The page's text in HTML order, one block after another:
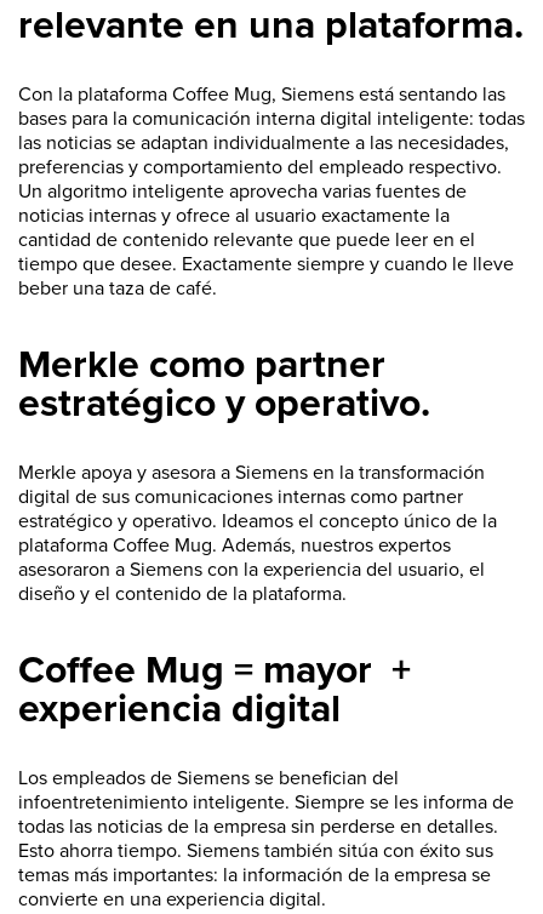
relevante en una plataforma.
Con la plataforma Coffee Mug, Siemens está sentando las
bases para la comunicación interna digital inteligente: todas
las noticias se adaptan individualmente a las necesidades,
preferencias y comportamiento del empleado respectivo.
Un algoritmo inteligente aprovecha varias fuentes de
noticias internas y ofrece al usuario exactamente la
cantidad de contenido relevante que puede leer en el
tiempo que desee. Exactamente siempre y cuando le lleve
beber una taza de café.
Merkle como partner
estratégico y operativo.
Merkle apoya y asesora a Siemens en la transformación
digital de sus comunicaciones internas como partner
estratégico y operativo. Ideamos el concepto único de la
plataforma Coffee Mug. Además, nuestros expertos
asesoraron a Siemens con la experiencia del usuario, el
diseño y el contenido de la plataforma.
Coffee Mug = mayor +
experiencia digital
Los empleados de Siemens se benefician del
infoentretenimiento inteligente. Siempre se les informa de
todas las noticias de la empresa sin perderse en detalles.
Esto ahorra tiempo. Siemens también sitúa con éxito sus
temas más importantes: la información de la empresa se
convierte en una experiencia digital.